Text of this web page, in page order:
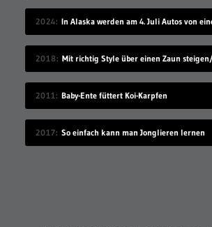
2024
2018
2011 Baby-Ente füttert Koi-Karpfen
2017 So einfach kann man Jonglieren lernen